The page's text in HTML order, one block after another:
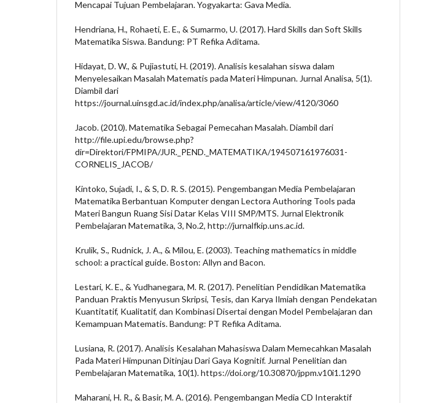
Mencapai Tujuan Pembelajaran. Yogyakarta: Gava Media.
Hendriana, H., Rohaeti, E. E., & Sumarmo, U. (2017). Hard Skills dan Soft Skills
Matematika Siswa. Bandung: PT Refika Aditama.
Hidayat, D. W., & Pujiastuti, H. (2019). Analisis kesalahan siswa dalam
Menyelesaikan Masalah Matematis pada Materi Himpunan. Jurnal Analisa, 5(1).
Diambil dari
https://journal.uinsgd.ac.id/index.php/analisa/article/view/4120/3060
Jacob. (2010). Matematika Sebagai Pemecahan Masalah. Diambil dari
http://file.upi.edu/browse.php?
dir=Direktori/FPMIPA/JUR._PEND._MATEMATIKA/194507161976031-
CORNELIS_JACOB/
Kintoko, Sujadi, I., & S, D. R. S. (2015). Pengembangan Media Pembelajaran
Matematika Berbantuan Komputer dengan Lectora Authoring Tools pada
Materi Bangun Ruang Sisi Datar Kelas VIII SMP/MTS. Jurnal Elektronik
Pembelajaran Matematika, 3, No.2, http://jurnalfkip.uns.ac.id.
Krulik, S., Rudnick, J. A., & Milou, E. (2003). Teaching mathematics in middle
school: a practical guide. Boston: Allyn and Bacon.
Lestari, K. E., & Yudhanegara, M. R. (2017). Penelitian Pendidikan Matematika
Panduan Praktis Menyusun Skripsi, Tesis, dan Karya Ilmiah dengan Pendekatan
Kuantitatif, Kualitatif, dan Kombinasi Disertai dengan Model Pembelajaran dan
Kemampuan Matematis. Bandung: PT Refika Aditama.
Lusiana, R. (2017). Analisis Kesalahan Mahasiswa Dalam Memecahkan Masalah
Pada Materi Himpunan Ditinjau Dari Gaya Kognitif. Jurnal Penelitian dan
Pembelajaran Matematika, 10(1). https://doi.org/10.30870/jppm.v10i1.1290
Maharani, H. R., & Basir, M. A. (2016). Pengembangan Media CD Interaktif